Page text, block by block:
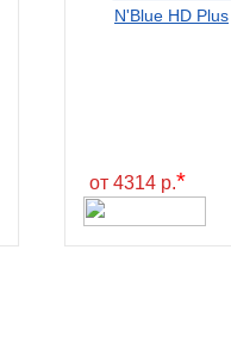
от 4314 р.*